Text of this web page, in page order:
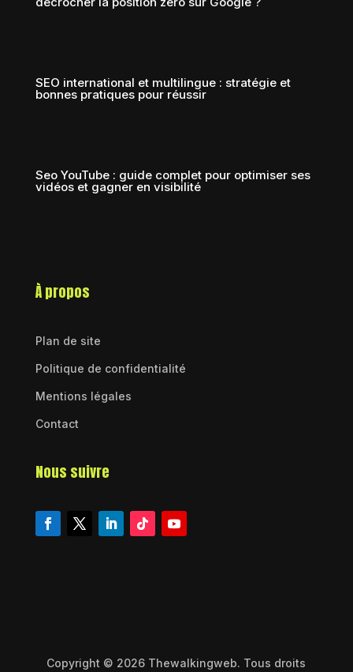
SEO international et multilingue : stratégie et
bonnes pratiques pour réussir
Seo YouTube : guide complet pour optimiser ses
vidéos et gagner en visibilité
À propos
Plan de site
Politique de confidentialité
Mentions légales
Contact
Nous suivre
Copyright © 2026 Thewalkingweb. Tous droits